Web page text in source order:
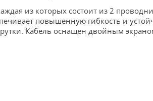
из которых состоит из 2
повышенную гибкость и
Кабель оснащен двойным